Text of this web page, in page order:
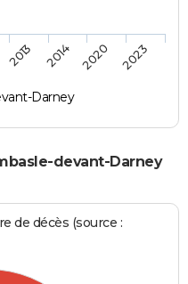
Darney
2013 2014 2020 2023
devant-Darney
de décès (source :